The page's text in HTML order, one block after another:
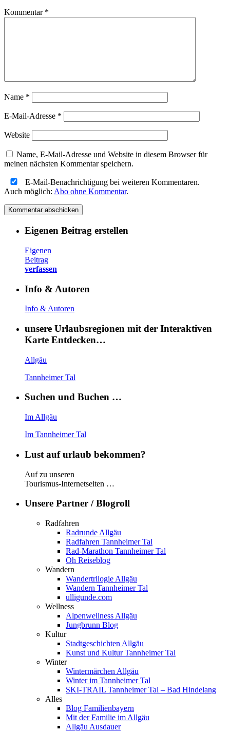
Kommentar *
Name *
E-Mail-Adresse *
Website
Name, E-Mail-Adresse und Website in diesem Browser für
meinen nächsten Kommentar speichern.
E-Mail-Benachrichtigung bei weiteren Kommentaren.
Auch möglich: Abo ohne Kommentar.
Eigenen Beitrag erstellen
Eigenen
Beitrag
verfassen
Info & Autoren
Info & Autoren
unsere Urlaubsregionen mit der Interaktiven
Karte Entdecken…
Allgäu
Tannheimer Tal
Suchen und Buchen …
Im Allgäu
Im Tannheimer Tal
Lust auf urlaub bekommen?
Auf zu unseren
Tourismus-Internetseiten …
Unsere Partner / Blogroll
Radfahren
Radrunde Allgäu
Radfahren Tannheimer Tal
Rad-Marathon Tannheimer Tal
Oh Reiseblog
Wandern
Wandertrilogie Allgäu
Wandern Tannheimer Tal
ulligunde.com
Wellness
Alpenwellness Allgäu
Jungbrunn Blog
Kultur
Stadtgeschichten Allgäu
Kunst und Kultur Tannheimer Tal
Winter
Wintermärchen Allgäu
Winter im Tannheimer Tal
SKI-TRAIL Tannheimer Tal – Bad Hindelang
Alles
Blog Familienbayern
Mit der Familie im Allgäu
Allgäu Ausdauer